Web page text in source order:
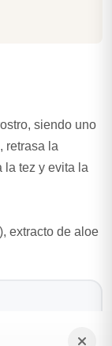
siendo uno
retrasa la
la tez y evita la
extracto de aloe
Entrega